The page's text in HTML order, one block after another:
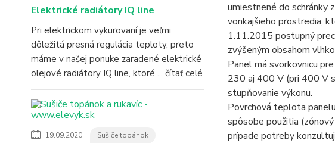
Elektrické radiátory IQ line
Pri elektrickom vykurovaní je veľmi
dôležitá presná regulácia teploty, preto
máme v našej ponuke zaradené elektrické
olejové radiátory IQ line, ktoré ... čítať celé
19.09.2020 Sušiče topánok
umiestnené do schránky
vonkajšieho prostredia,
1.11.2015 postupný
zvýšeným obsahom
Panel má svorkovnicu
230 aj 400 V (pri 400 V
stupňovanie výkonu.
Povrchová teplota
spôsobe použitia
prípade potreby